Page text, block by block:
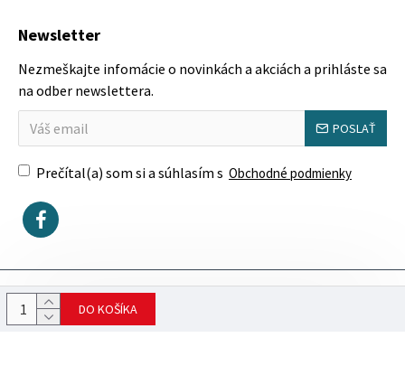
DO KOŠÍKA
Newsletter
Nezmeškajte infomácie o novinkách a akciách a prihláste sa
na odber newslettera.
POSLAŤ
Prečítal(a) som si a súhlasím s Obchodné podmienky
Copyright © 2023, SektorovýNábytok.sk